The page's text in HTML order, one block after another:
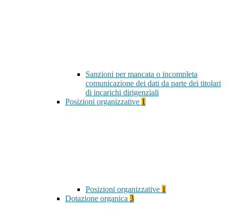
Sanzioni per mancata o incompleta
comunicazione dei dati da parte dei titolari
di incarichi dirigenziali
Posizioni organizzative 1
Posizioni organizzative 1
Dotazione organica 3